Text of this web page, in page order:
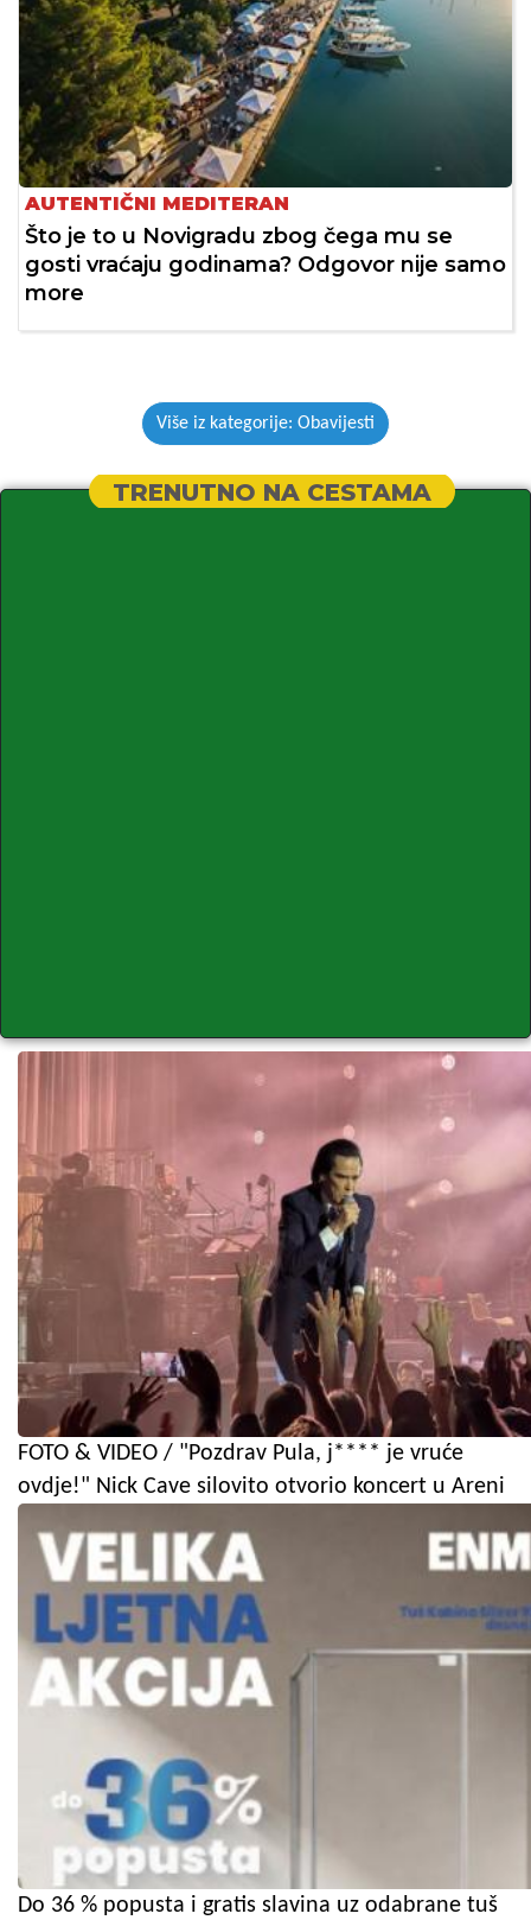
AUTENTIČNI MEDITERAN
Što je to u Novigradu zbog čega mu se
gosti vraćaju godinama? Odgovor nije samo
more
Više iz kategorije: Obavijesti
TRENUTNO NA CESTAMA
FOTO & VIDEO / "Pozdrav Pula, j**** je vruće
ovdje!" Nick Cave silovito otvorio koncert u Areni
Do 36 % popusta i gratis slavina uz odabrane tuš